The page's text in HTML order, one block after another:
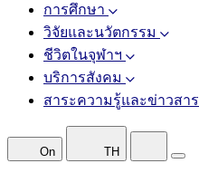
การศึกษา
วิจัยและนวัตกรรม
ชีวิตในจุฬาฯ
บริการสังคม
สาระความรู้และข่าวสาร
On TH